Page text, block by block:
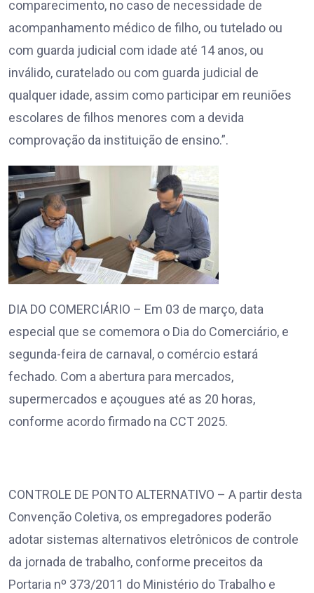
comparecimento, no caso de necessidade de
acompanhamento médico de filho, ou tutelado ou
com guarda judicial com idade até 14 anos, ou
inválido, curatelado ou com guarda judicial de
qualquer idade, assim como participar em reuniões
escolares de filhos menores com a devida
comprovação da instituição de ensino.”.
DIA DO COMERCIÁRIO – Em 03 de março, data
especial que se comemora o Dia do Comerciário, e
segunda-feira de carnaval, o comércio estará
fechado. Com a abertura para mercados,
supermercados e açougues até as 20 horas,
conforme acordo firmado na CCT 2025.
CONTROLE DE PONTO ALTERNATIVO – A partir desta
Convenção Coletiva, os empregadores poderão
adotar sistemas alternativos eletrônicos de controle
da jornada de trabalho, conforme preceitos da
Portaria nº 373/2011 do Ministério do Trabalho e